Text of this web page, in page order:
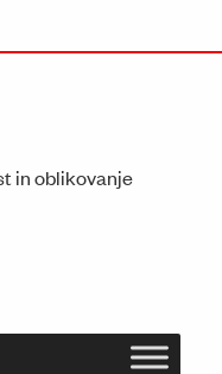
in oblikovanje